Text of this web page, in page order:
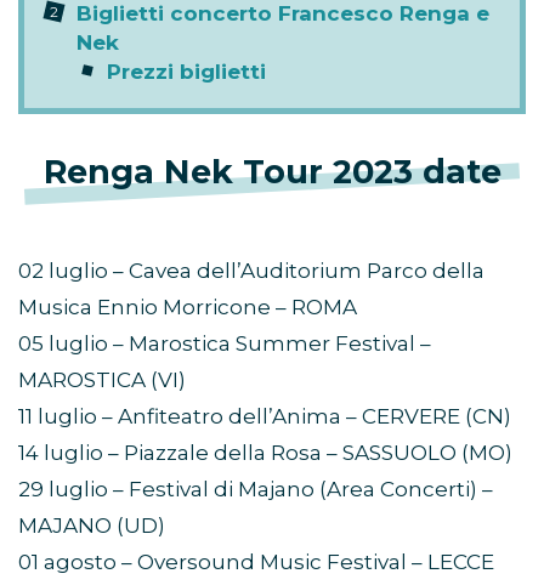
Biglietti concerto Francesco Renga e
Nek
Prezzi biglietti
Renga Nek Tour 2023 date
02 luglio – Cavea dell’Auditorium Parco della
Musica Ennio Morricone – ROMA
05 luglio – Marostica Summer Festival –
MAROSTICA (VI)
11 luglio – Anfiteatro dell’Anima – CERVERE (CN)
14 luglio – Piazzale della Rosa – SASSUOLO (MO)
29 luglio – Festival di Majano (Area Concerti) –
MAJANO (UD)
01 agosto – Oversound Music Festival – LECCE